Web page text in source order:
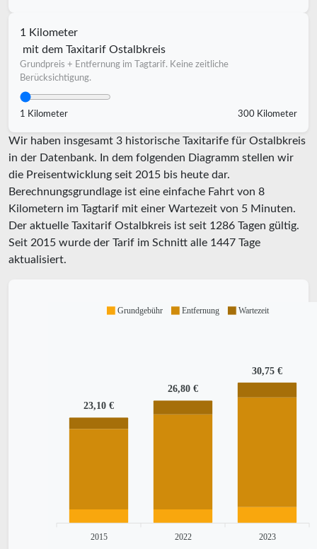
1 Kilometer
mit dem Taxitarif Ostalbkreis
Grundpreis + Entfernung im Tagtarif. Keine zeitliche
Berücksichtigung.
1 Kilometer 300 Kilometer
Wir haben insgesamt 3 historische Taxitarife für Ostalbkreis
in der Datenbank. In dem folgenden Diagramm stellen wir
die Preisentwicklung seit 2015 bis heute dar.
Berechnungsgrundlage ist eine einfache Fahrt von 8
Kilometern im Tagtarif mit einer Wartezeit von 5 Minuten.
Der aktuelle Taxitarif Ostalbkreis ist seit 1286 Tagen gültig.
Seit 2015 wurde der Tarif im Schnitt alle 1447 Tage
aktualisiert.
23,10 €
26,80 €
30,75 €
2015 2022 2023
Grundgebühr Entfernung Wartezeit